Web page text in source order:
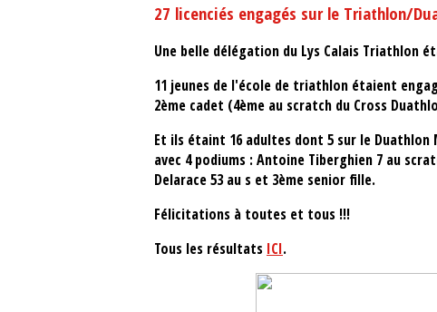
27 licenciés engagés sur le Triathlon/
Une belle délégation du Lys Calais Triathlon
11 jeunes de l'école de triathlon étaient
2ème cadet (4ème au scratch du Cross
Et ils étaint 16 adultes dont 5 sur le Duathlon
avec 4 podiums : Antoine Tiberghien 7 au
Delarace 53 au s et 3ème senior fille.
Félicitations à toutes et tous !!!
Tous les résultats ICI.